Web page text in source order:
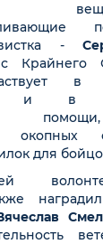
-
Крайнего
в
и в
окопных
для